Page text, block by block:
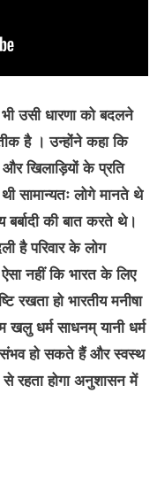
भी उसी धारणा को बदलने
है । उन्होंने कहा कि
खिलाड़ियों के प्रति
सामान्यतः लोगे मानते थे
की बात करते थे।
है परिवार के लोग
नहीं कि भारत के लिए
रखता हो भारतीय मनीषा
खलु धर्म साधनम् यानी धर्म
संभव हो सकते हैं और स्वस्थ
से रहता होगा अनुशासन में